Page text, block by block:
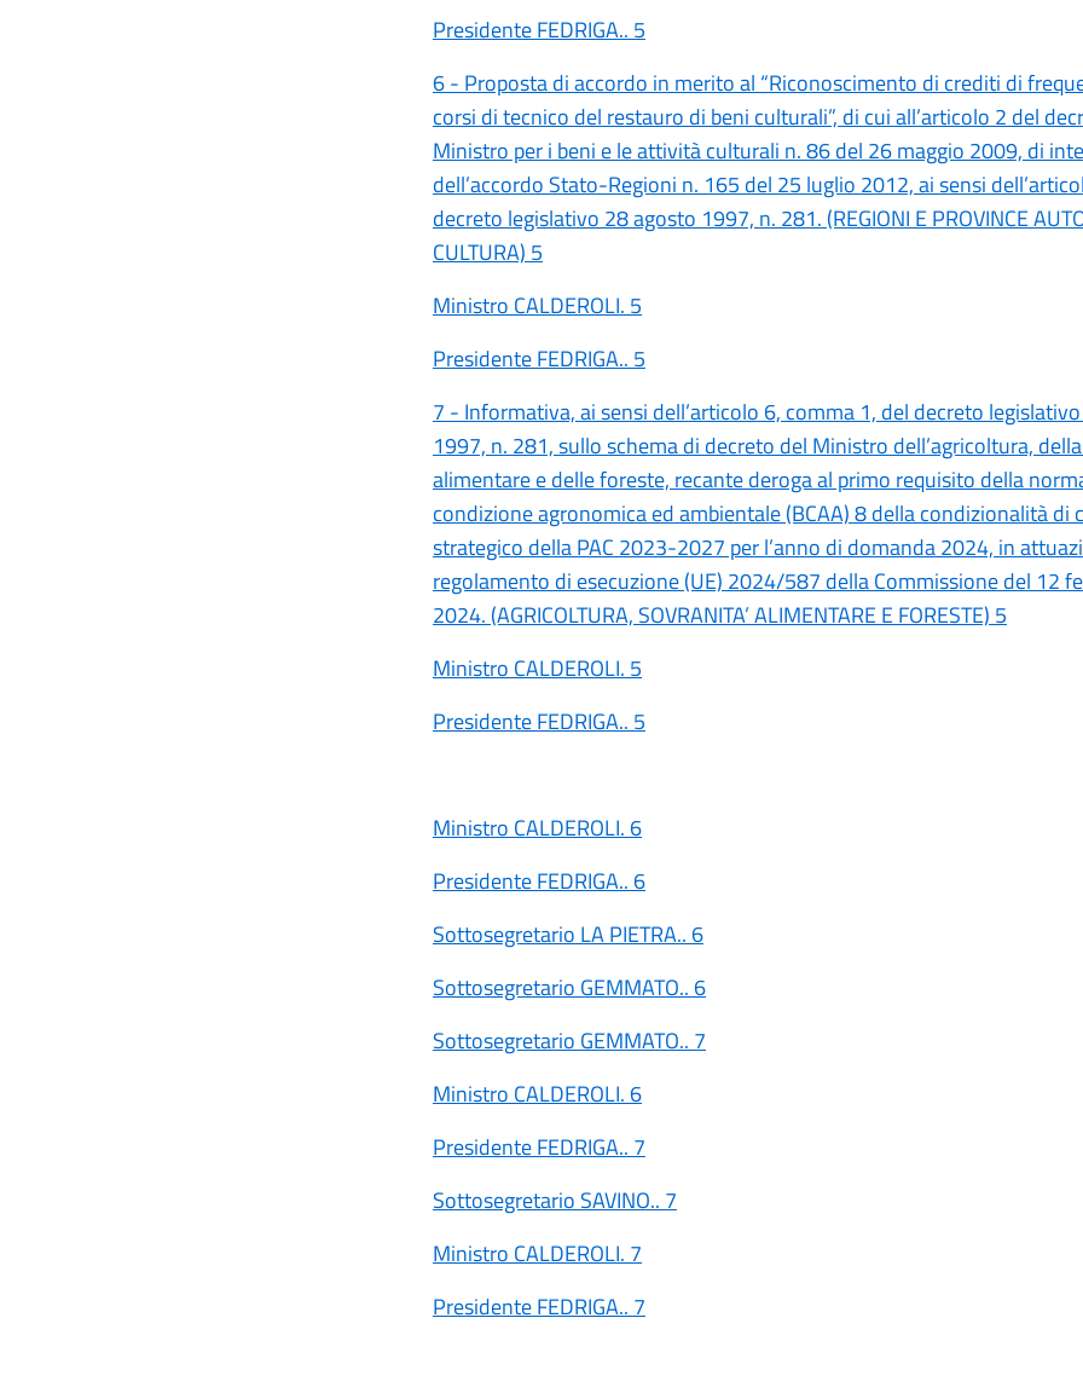
Presidente FEDRIGA.. 5
6 - Proposta di accordo in merito al “Riconoscimento di crediti di
corsi di tecnico del restauro di beni culturali”, di cui all’articolo 2 del
Ministro per i beni e le attività culturali n. 86 del 26 maggio 2009, di
dell’accordo Stato-Regioni n. 165 del 25 luglio 2012, ai sensi
decreto legislativo 28 agosto 1997, n. 281. (REGIONI E PROVINCE
CULTURA) 5
Ministro CALDEROLI. 5
Presidente FEDRIGA.. 5
7 - Informativa, ai sensi dell’articolo 6, comma 1, del decreto
1997, n. 281, sullo schema di decreto del Ministro dell’agricoltura,
alimentare e delle foreste, recante deroga al primo requisito della
condizione agronomica ed ambientale (BCAA) 8 della condizionalità di
strategico della PAC 2023-2027 per l’anno di domanda 2024, in
regolamento di esecuzione (UE) 2024/587 della Commissione del 12
2024. (AGRICOLTURA, SOVRANITA’ ALIMENTARE E FORESTE) 5
Ministro CALDEROLI. 5
Presidente FEDRIGA.. 5
Ministro CALDEROLI. 6
Presidente FEDRIGA.. 6
Sottosegretario LA PIETRA.. 6
Sottosegretario GEMMATO.. 6
Sottosegretario GEMMATO.. 7
Ministro CALDEROLI. 6
Presidente FEDRIGA.. 7
Sottosegretario SAVINO.. 7
Ministro CALDEROLI. 7
Presidente FEDRIGA.. 7